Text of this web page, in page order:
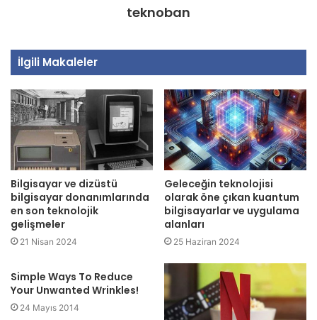
teknoban
İlgili Makaleler
Bilgisayar ve dizüstü
bilgisayar donanımlarında
en son teknolojik
gelişmeler
21 Nisan 2024
Geleceğin teknolojisi
olarak öne çıkan kuantum
bilgisayarlar ve uygulama
alanları
25 Haziran 2024
Simple Ways To Reduce
Your Unwanted Wrinkles!
24 Mayıs 2014